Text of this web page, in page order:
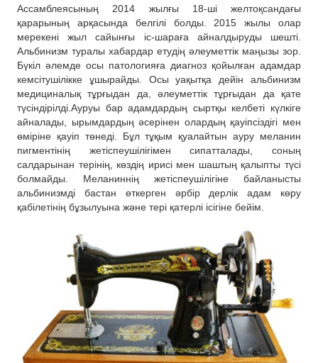
Ассамблеясының 2014 жылғы 18-ші желтоқсандағы
қарарының арқасында белгілі болды. 2015 жылы олар
мерекені жыл сайынғы іс-шараға айналдыруды шешті.
Альбинизм туралы хабардар етудің әлеуметтік маңызы зор.
Бүкіл әлемде осы патологияға диагноз қойылған адамдар
кемсітушілікке ұшырайды. Осы уақытқа дейін альбинизм
медициналық тұрғыдан да, әлеуметтік тұрғыдан да қате
түсіндірілді.Ауруы бар адамдардың сыртқы келбеті күлкіге
айналады, ырымдардың әсерінен олардың қауіпсіздігі мен
өміріне қауіп төнеді. Бұл тұқым қуалайтын ауру меланин
пигментінің жетіспеушілігімен сипатталады, соның
салдарынан терінің, көздің ирисі мен шаштың қалыпты түсі
болмайды. Меланиннің жетіспеушілігіне байланысты
альбинизмді бастан өткерген әрбір дерлік адам көру
қабілетінің бұзылуына және тері қатерлі ісігіне бейім.